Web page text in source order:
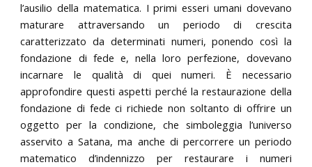
l’ausilio della matematica. I primi esseri umani dovevano
maturare attraversando un periodo di crescita
caratterizzato da determinati numeri, ponendo così la
fondazione di fede e, nella loro perfezione, dovevano
incarnare le qualità di quei numeri. È necessario
approfondire questi aspetti perché la restaurazione della
fondazione di fede ci richiede non soltanto di offrire un
oggetto per la condizione, che simboleggia l’universo
asservito a Satana, ma anche di percorrere un periodo
matematico d’indennizzo per restaurare i numeri